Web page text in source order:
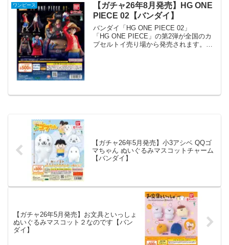
ワンピース
【ガチャ26年8月発売】HG ONE
PIECE 02【バンダイ】
バンダイ「HG ONE PIECE 02」
「HG ONE PIECE」の第2弾が全国のカ
プセルトイ売り場から発売されます。
【ガチャ26年5月発売】小3アシベ QQゴ
マちゃん ぬいぐるみマスコットチャーム
【バンダイ】
【ガチャ26年5月発売】お文具といっしょ
ぬいぐるみマスコット２なのです【バン
ダイ】